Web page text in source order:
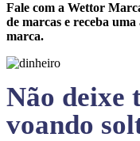
Fale com a Wettor
de marcas e receba
marca.
Não deixe
voando